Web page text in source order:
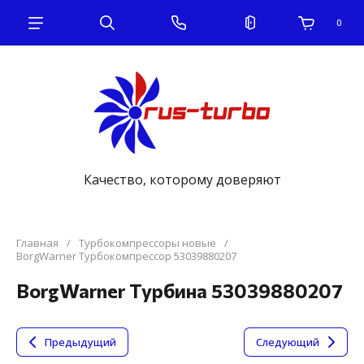
Качество, которому доверяют
0
Главная / Турбокомпрессоры новые
/
BorgWarner Турбокомпрессор 53039880207
BorgWarner Турбина 53039880207
Предыдущий Следующий